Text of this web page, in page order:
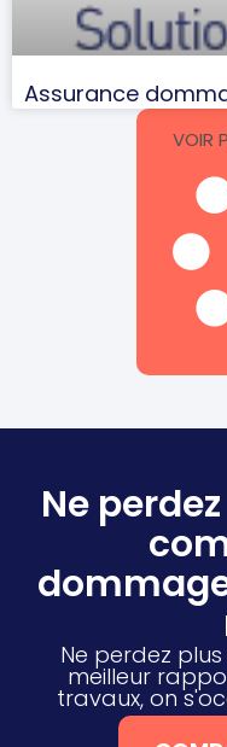
Assurance
VOIR
Ne
Ne perdez
meilleur
travaux, on